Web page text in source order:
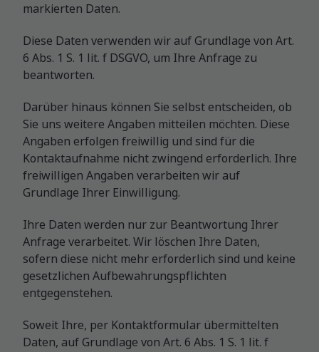
markierten Daten.
Diese Daten verwenden wir auf Grundlage von Art.
6 Abs. 1 S. 1 lit. f DSGVO, um Ihre Anfrage zu
beantworten.
Darüber hinaus können Sie selbst entscheiden, ob
Sie uns weitere Angaben mitteilen möchten. Diese
Angaben erfolgen freiwillig und sind für die
Kontaktaufnahme nicht zwingend erforderlich. Ihre
freiwilligen Angaben verarbeiten wir auf
Grundlage Ihrer Einwilligung.
Ihre Daten werden nur zur Beantwortung Ihrer
Anfrage verarbeitet. Wir löschen Ihre Daten,
sofern diese nicht mehr erforderlich sind und keine
gesetzlichen Aufbewahrungspflichten
entgegenstehen.
Soweit Ihre, per Kontaktformular übermittelten
Daten, auf Grundlage von Art. 6 Abs. 1 S. 1 lit. f